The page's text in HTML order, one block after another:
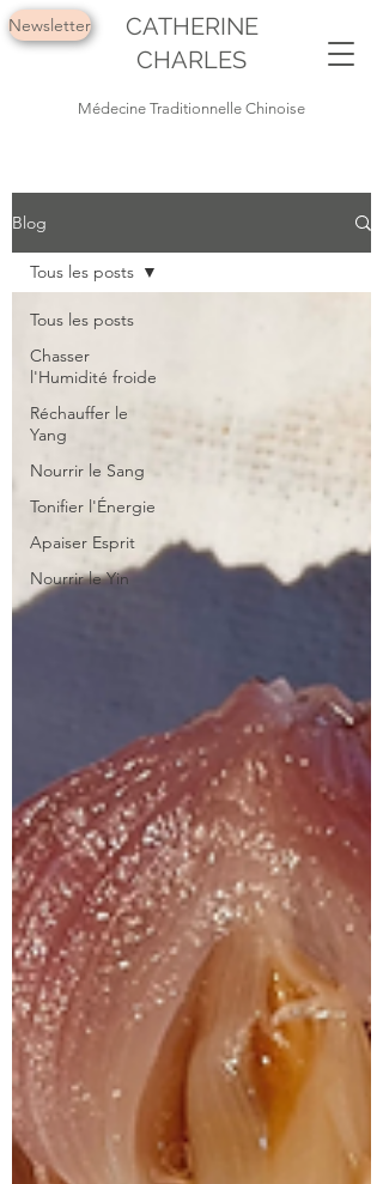
CATHERINE
CHARLES
Newsletter
Médecine Traditionnelle Chinoise
Blog
Tous les posts
Chasser
l'Humidité froide
Réchauffer le
Yang
Nourrir le Sang
Tonifier l'Énergie
Apaiser Esprit
Nourrir le Yin
Tous les posts